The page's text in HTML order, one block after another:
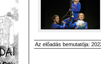
Az előadás bemutatója: